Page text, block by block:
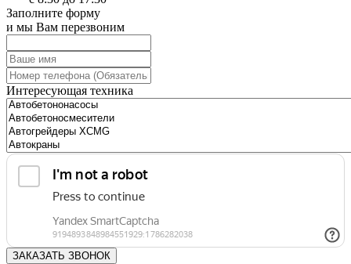
Заполните форму
и мы Вам перезвоним
Интересующая техника
ЗАКАЗАТЬ ЗВОНОК